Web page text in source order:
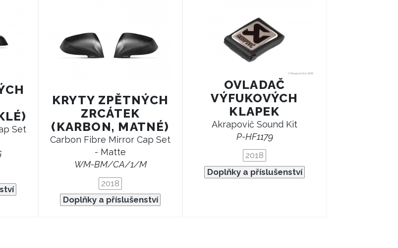
Set
KRYTY ZPĚTNÝCH
ZRCÁTEK
(KARBON, MATNÉ)
Carbon Fibre Mirror Cap Set
- Matte
WM-BM/CA/1/M
2018
Doplňky a příslušenství
OVLADAČ
VÝFUKOVÝCH
KLAPEK
Akrapovič Sound Kit
P-HF1179
2018
Doplňky a příslušenství